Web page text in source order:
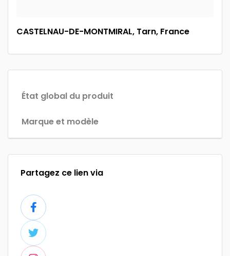
CASTELNAU-DE-MONTMIRAL, Tarn, France
État global du produit
Marque et modèle
Partagez ce lien via